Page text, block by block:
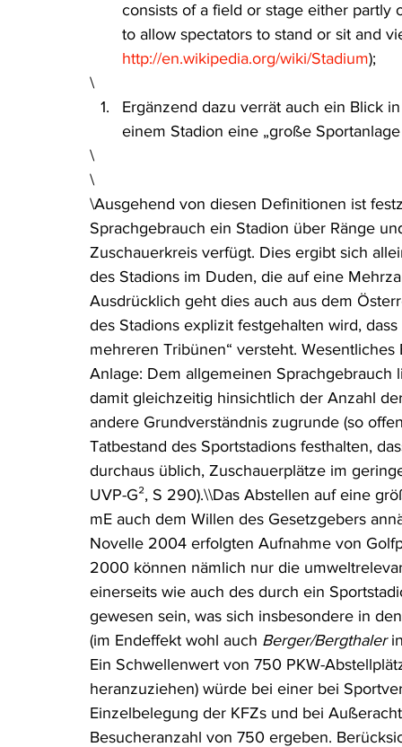
consists of a field or stage either
to allow spectators to stand or sit and
http://en.wikipedia.org/wiki/Stadium);
\
Ergänzend dazu verrät auch ein Blick
einem Stadion eine „große
\
\
\Ausgehend von diesen Definitionen ist
Sprachgebrauch ein Stadion über Ränge
Zuschauerkreis verfügt. Dies ergibt sich
des Stadions im Duden, die auf eine
Ausdrücklich geht dies auch aus dem
des Stadions explizit festgehalten wird,
mehreren Tribünen“ versteht.
Anlage: Dem allgemeinen
damit gleichzeitig hinsichtlich der Anzahl
andere Grundverständnis zugrunde (so
Tatbestand des Sportstadions festhalten,
durchaus üblich, Zuschauerplätze im
UVP-G², S 290).\\Das Abstellen auf eine
mE auch dem Willen des Gesetzgebers
Novelle 2004 erfolgten Aufnahme von
2000 können nämlich nur die
einerseits wie auch des durch ein
gewesen sein, was sich insbesondere in
(im Endeffekt wohl auch Berger/Bergthaler
Ein Schwellenwert von 750 PKW-
heranzuziehen) würde bei einer bei
Einzelbelegung der KFZs und bei
Besucheranzahl von 750 ergeben.